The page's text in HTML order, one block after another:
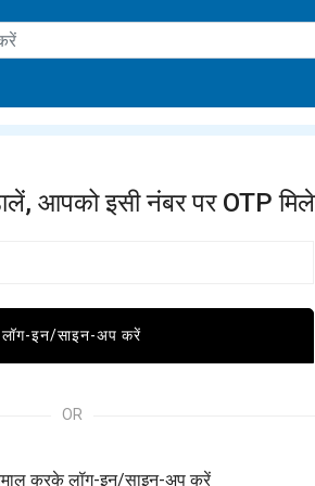
आपको इसी नंबर पर OTP
लॉग-इन/साइन-अप करें
OR
करके लॉग-इन/साइन-अप करें